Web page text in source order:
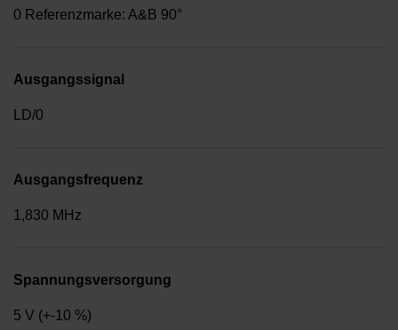
0 Referenzmarke: A&B 90°
Ausgangssignal
LD/0
Ausgangsfrequenz
1,830 MHz
Spannungsversorgung
5 V (+-10 %)